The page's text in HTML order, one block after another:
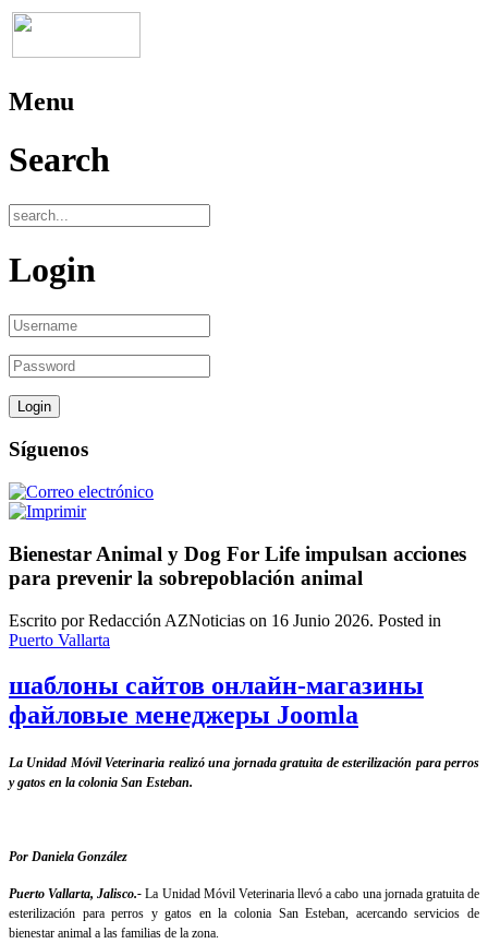
Menu
Search
Login
Síguenos
Bienestar Animal y Dog For Life impulsan acciones
para prevenir la sobrepoblación animal
Escrito por Redacción AZNoticias on 16 Junio 2026. Posted in
Puerto Vallarta
шаблоны сайтов онлайн-магазины
файловые менеджеры Joomla
La Unidad Móvil Veterinaria realizó una jornada gratuita de esterilización para perros
y gatos en la colonia San Esteban.
Por Daniela González
Puerto Vallarta, Jalisco.- La Unidad Móvil Veterinaria llevó a cabo una jornada gratuita de
esterilización para perros y gatos en la colonia San Esteban, acercando servicios de
bienestar animal a las familias de la zona.